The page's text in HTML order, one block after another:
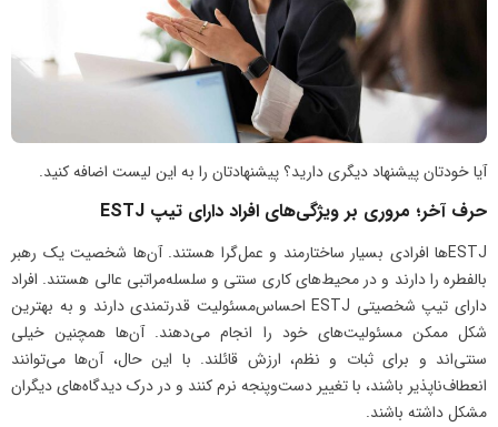
آیا خودتان پیشنهاد دیگری دارید؟ پیشنهادتان را به این لیست اضافه کنید.
حرف آخر؛ مروری بر ویژگی‌های افراد دارای تیپ ESTJ
ESTJها افرادی بسیار ساختارمند و عمل‌گرا هستند. آن‌ها شخصیت یک رهبر
بالفطره را دارند و در محیط‌های کاری سنتی و سلسله‌مراتبی عالی هستند. افراد
دارای تیپ شخصیتی ESTJ احساس‌مسئولیت قدرتمندی دارند و به بهترین
شکل ممکن مسئولیت‌های خود را انجام می‌دهند. آن‌ها همچنین خیلی
سنتی‌اند و برای ثبات و نظم، ارزش قائلند. با این حال، آن‌ها می‌توانند
انعطاف‌ناپذیر باشند، با تغییر دست‌و‌پنجه نرم کنند و در درک دیدگاه‌های دیگران
مشکل داشته باشند.